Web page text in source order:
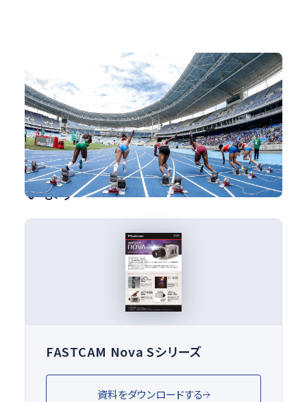
スポーツ研究とハイスピードカメラ
スポーツ 可視化 #人体#研究・開発#解析#試験・測定
各種お役立ち資料もご用意して
います
FASTCAM Nova Sシリーズ
資料をダウンロードする